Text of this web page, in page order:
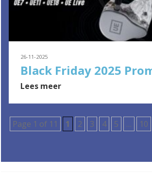
26-11-2025
Black Friday 2025
Lees meer
Page 1 of 11 1 2 3 4 5 … 10